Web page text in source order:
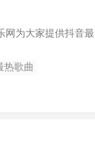
为大家提供抖音
热歌曲